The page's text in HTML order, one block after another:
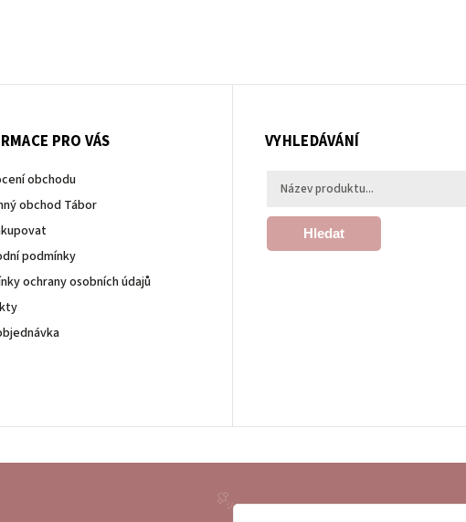
PRO VÁS
obchodu
obchod Tábor
podmínky
ochrany osobních údajů
VYHLEDÁVÁNÍ
Hledat